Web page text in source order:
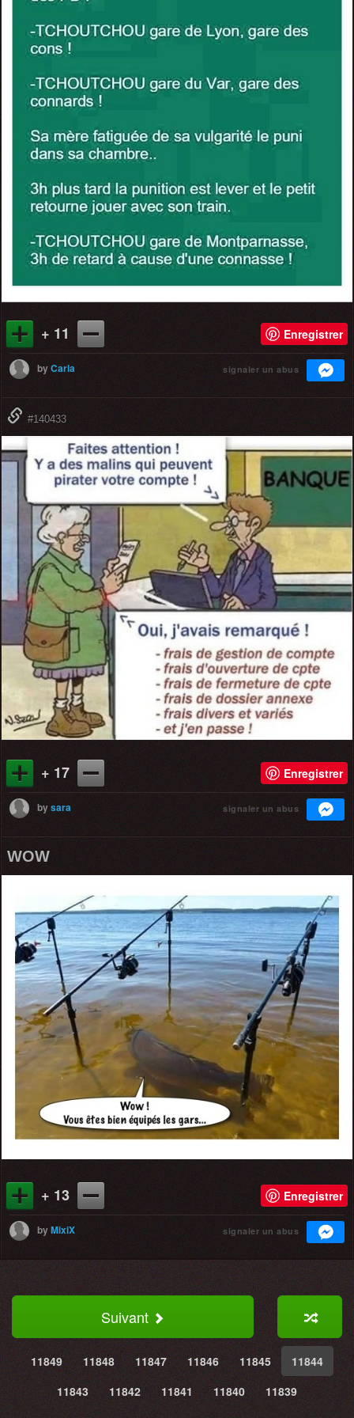
+ 11 Enregistrer
byCarla signaler un abus
#140433
+ 17 Enregistrer
bysara signaler un abus
WOW
+ 13 Enregistrer
byMixiX signaler un abus
Suivant
11849 11848 11847 11846 11845
11844
11843
11842 11841 11840 11839